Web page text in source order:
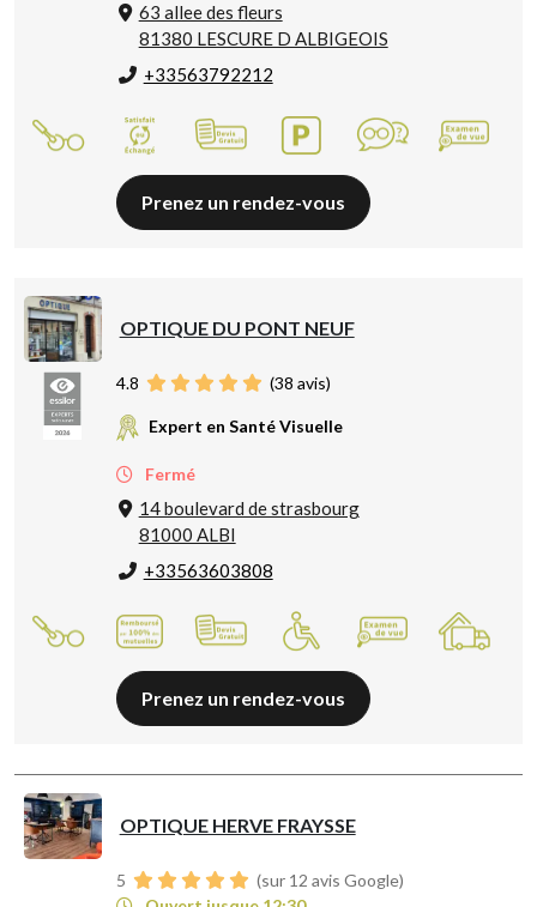
63 allee des fleurs
81380 LESCURE D ALBIGEOIS
+33563792212
Prenez un rendez-vous
OPTIQUE DU PONT NEUF
4.8 (38 avis)
Expert en Santé Visuelle
Fermé
14 boulevard de strasbourg
81000 ALBI
+33563603808
Prenez un rendez-vous
OPTIQUE HERVE FRAYSSE
5
(sur 12 avis Google)